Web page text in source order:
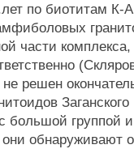
по биотитам К-
части
решен
большой группой
обнаруживают